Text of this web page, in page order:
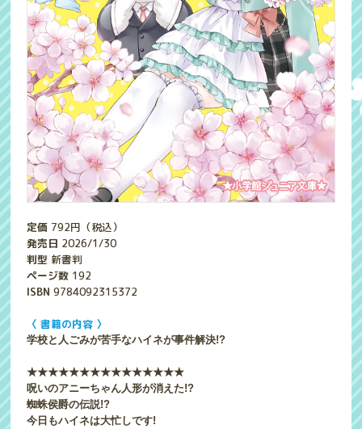
定価 792円（税込）
発売日 2026/1/30
判型 新書判
ページ数 192
ISBN9784092315372
〈 書籍の内容 〉
学校と人ごみが苦手なハイネが事件解決!?
★★★★★★★★★★★★★★★
呪いのアニーちゃん人形が消えた!?
蜘蛛侯爵の伝説!?
今日もハイネは大忙しです!